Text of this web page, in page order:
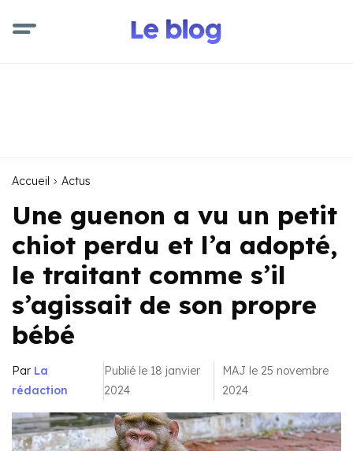
Accueil Actus
Une guenon a vu un petit
chiot perdu et l’a adopté,
le traitant comme s’il
s’agissait de son propre
bébé
Par La
rédaction
Publié le 18 janvier
2024
MAJ le 25 novembre
2024